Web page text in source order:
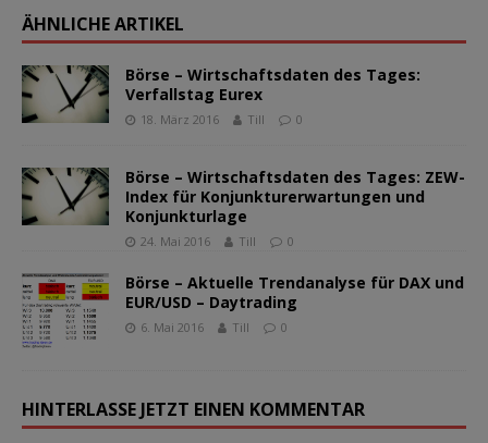
ÄHNLICHE ARTIKEL
Börse – Wirtschaftsdaten des Tages:
Verfallstag Eurex
18. März 2016 Till 0
Börse – Wirtschaftsdaten des Tages: ZEW-
Index für Konjunkturerwartungen und
Konjunkturlage
24. Mai 2016 Till 0
Börse – Aktuelle Trendanalyse für DAX und
EUR/USD – Daytrading
6. Mai 2016 Till 0
HINTERLASSE JETZT EINEN KOMMENTAR